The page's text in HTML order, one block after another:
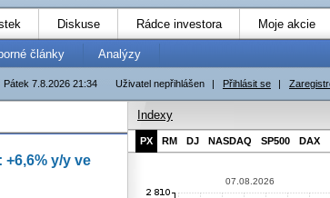
Diskuse Rádce investora Moje akcie
články Analýzy
Uživatel nepřihlášen | Přihlásit se |
Pátek 7.8.2026 21:34
y/y ve
Indexy
PX RM DJ NASDAQ SP500 DAX
07.08.2026